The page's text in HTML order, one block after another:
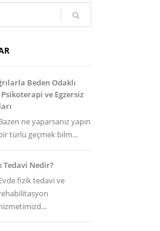
Beden Odaklı
ve Egzersiz
ne yaparsanız yapın
türlü geçmek bilm...
Tedavi Nedir?
fizik tedavi ve